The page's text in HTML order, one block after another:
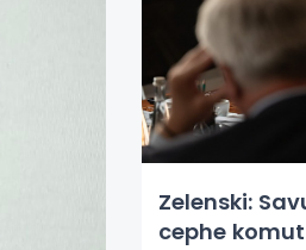
Zelenski:
cephe